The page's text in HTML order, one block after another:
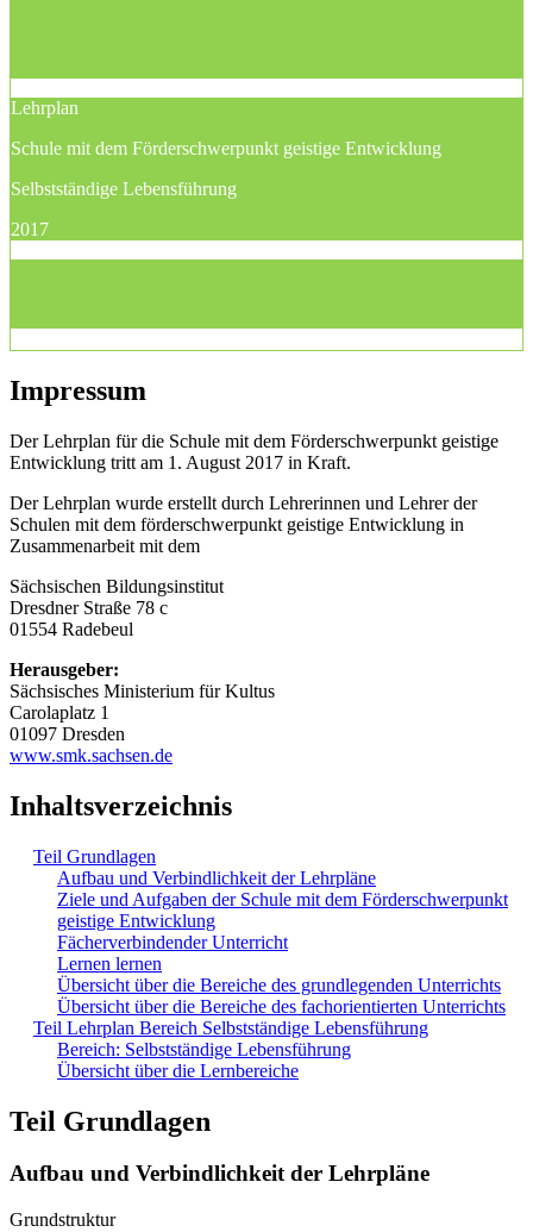
Lehrplan
Schule mit dem Förderschwerpunkt geistige Entwicklung
Selbstständige Lebensführung
2017
Impressum
Der Lehrplan für die Schule mit dem Förderschwerpunkt geistige
Entwicklung tritt am 1. August 2017 in Kraft.
Der Lehrplan wurde erstellt durch Lehrerinnen und Lehrer der
Schulen mit dem förderschwerpunkt geistige Entwicklung in
Zusammenarbeit mit dem
Sächsischen Bildungsinstitut
Dresdner Straße 78 c
01554 Radebeul
Herausgeber:
Sächsisches Ministerium für Kultus
Carolaplatz 1
01097 Dresden
www.smk.sachsen.de
Inhaltsverzeichnis
Teil Grundlagen
Aufbau und Verbindlichkeit der Lehrpläne
Ziele und Aufgaben der Schule mit dem Förderschwerpunkt
geistige Entwicklung
Fächerverbindender Unterricht
Lernen lernen
Übersicht über die Bereiche des grundlegenden Unterrichts
Übersicht über die Bereiche des fachorientierten Unterrichts
Teil Lehrplan Bereich Selbstständige Lebensführung
Bereich: Selbstständige Lebensführung
Übersicht über die Lernbereiche
Teil Grundlagen
Aufbau und Verbindlichkeit der Lehrpläne
Grundstruktur